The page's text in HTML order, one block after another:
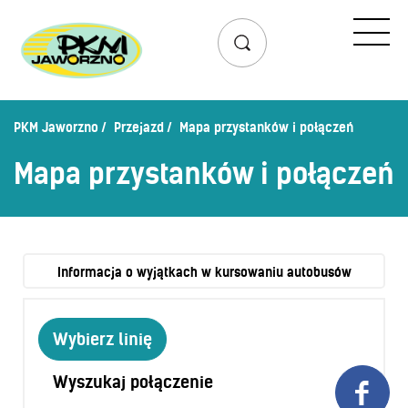

Przejazd
Lista przystanków
Zaplanuj podróż – wyszukiwarka połączeń
Mapa przystanków i połączeń
Schemat linii nocnych
Bilety
Uprawnienia do ulg
Honorowanie biletów ZK„KM”
PKM Jaworzno Przejazd Mapa przystanków i połączeń
Mapa przystanków i połączeń
Informacja o wyjątkach w kursowaniu autobusów
Wybierz linię
Wyszukaj połączenie